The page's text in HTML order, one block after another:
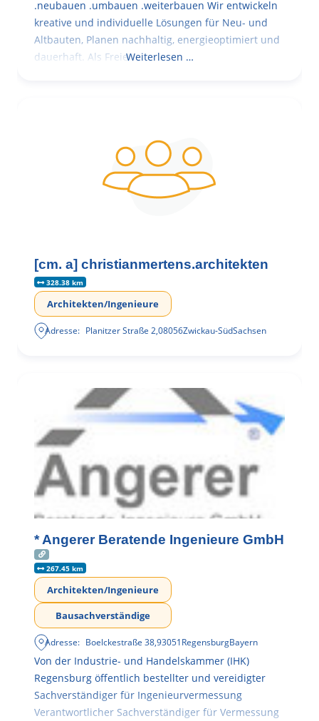
.neubauen .umbauen .weiterbauen Wir entwickeln
kreative und individuelle Lösungen für Neu- und
Altbauten, Planen nachhaltig, energieoptimiert und
dauerhaft. Als FreieWeiterlesen …
[cm. a] christianmertens.architekten
328.38 km
Architekten/Ingenieure
Adresse: Planitzer Straße 2,08056Zwickau-SüdSachsen
* Angerer Beratende Ingenieure GmbH
267.45 km
Architekten/Ingenieure
Bausachverständige
Adresse: Boelckestraße 38,93051RegensburgBayern
Von der Industrie- und Handelskammer (IHK)
Regensburg öffentlich bestellter und vereidigter
Sachverständiger für Ingenieurvermessung
Verantwortlicher Sachverständiger für Vermessung